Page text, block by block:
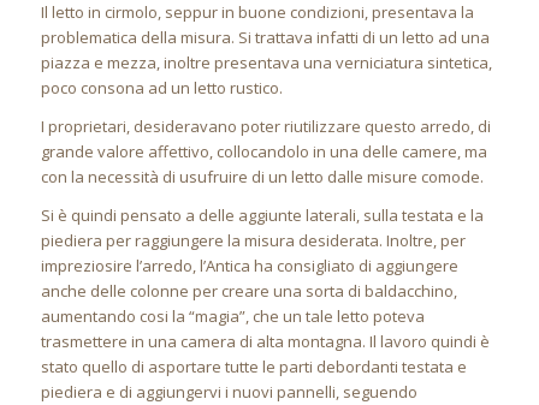
Il letto in cirmolo, seppur in buone condizioni, presentava la
problematica della misura. Si trattava infatti di un letto ad una
piazza e mezza, inoltre presentava una verniciatura sintetica,
poco consona ad un letto rustico.
I proprietari, desideravano poter riutilizzare questo arredo, di
grande valore affettivo, collocandolo in una delle camere, ma
con la necessità di usufruire di un letto dalle misure comode.
Si è quindi pensato a delle aggiunte laterali, sulla testata e la
piediera per raggiungere la misura desiderata. Inoltre, per
impreziosire l’arredo, l’Antica ha consigliato di aggiungere
anche delle colonne per creare una sorta di baldacchino,
aumentando cosi la “magia”, che un tale letto poteva
trasmettere in una camera di alta montagna. Il lavoro quindi è
stato quello di asportare tutte le parti debordanti testata e
piediera e di aggiungervi i nuovi pannelli, seguendo